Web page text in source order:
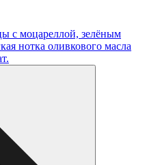
с моцареллой, зелёным
нотка оливкового масла